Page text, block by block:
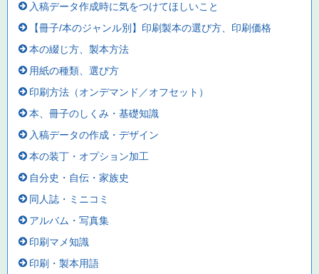
入稿データ作成時に気をつけてほしいこと
【冊子/本のジャンル別】印刷製本の選び方、印刷価格
本の綴じ方、製本方法
用紙の種類、選び方
印刷方法（オンデマンド／オフセット）
本、冊子のしくみ・基礎知識
入稿データの作成・デザイン
本の装丁・オプション加工
自分史・自伝・家族史
同人誌・ミニコミ
アルバム・写真集
印刷マメ知識
印刷・製本用語